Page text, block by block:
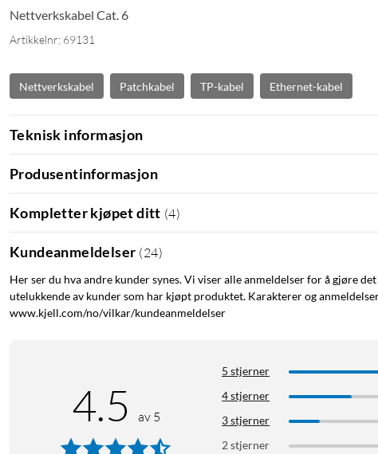
Nettverkskabel Cat. 6
Artikkelnr: 69131
Nettverkskabel Patchkabel TP-kabel Ethernet-kabel
Teknisk informasjon
Produsentinformasjon
Kompletter kjøpet ditt (4)
Kundeanmeldelser (24)
Her ser du hva andre kunder synes. Vi viser alle anmeldelser for å gjøre
utelukkende av kunder som har kjøpt produktet. Karakterer og
www.kjell.com/no/vilkar/kundeanmeldelser
4.5 av 5
5 stjerner
4 stjerner
3 stjerner
2 stjerner